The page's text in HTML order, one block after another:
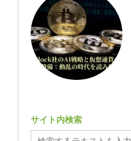
サイト内検索